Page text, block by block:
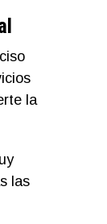
la
las